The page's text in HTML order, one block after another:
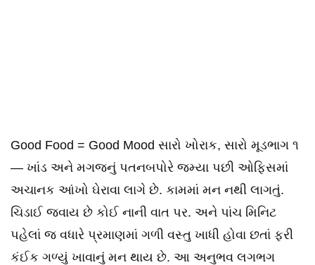
Good Food = Good Mood સારો ખોરાક, સારો મૂડભાગ ૧
— ખાંડ અને મગજનું પતનબપોરે જમ્યા પછી ઓફિસમાં
અચાનક આંખો ઘેરાવા લાગે છે. કામમાં મન નથી લાગતું.
ચિડાઈ જવાય છે કોઈ નાની વાત પર. અને પાંચ મિનિટ
પહેલાં જ વધારે પ્રમાણમાં ગળી વસ્તુ ખાધી હોવા છતાં ફરી
કંઈક ગળ્યું ખાવાનું મન થાય છે. આ અનુભવ લગભગ